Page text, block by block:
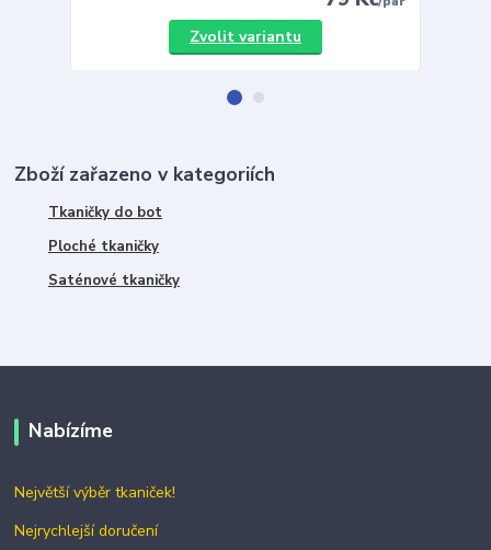
Zvolit variantu
Zboží zařazeno v kategoriích
Tkaničky do bot
Ploché tkaničky
Saténové tkaničky
Nabízíme
Největší výběr tkaniček!
Nejrychlejší doručení